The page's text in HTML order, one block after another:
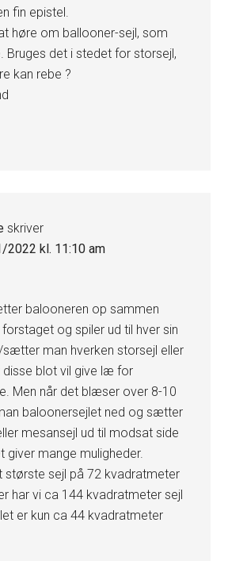
fin epistel.
høre om ballooner-sejl, som
Bruges det i stedet for storsejl,
kan rebe ?
skriver
2022 kl. 11:10 am
balooneren op sammen
og spiler ud til hver sin
sætter man hverken storsejl eller
disse blot vil give læ for
Men når det blæser over 8-10
baloonersejlet ned og sætter
mesansejl ud til modsat side
giver mange muligheder.
største sejl på 72 kvadratmeter
har vi ca 144 kvadratmeter sejl
er kun ca 44 kvadratmeter